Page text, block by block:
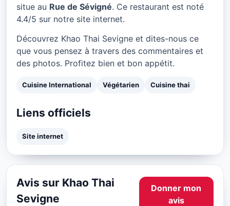
situe au Rue de Sévigné. Ce restaurant est noté
4.4/5 sur notre site internet.
Découvrez Khao Thai Sevigne et dites-nous ce
que vous pensez à travers des commentaires et
des photos. Profitez bien et bon appétit.
Cuisine International Végétarien Cuisine thai
Liens officiels
Site internet
Avis sur Khao Thai
Sevigne
Donner mon
avis